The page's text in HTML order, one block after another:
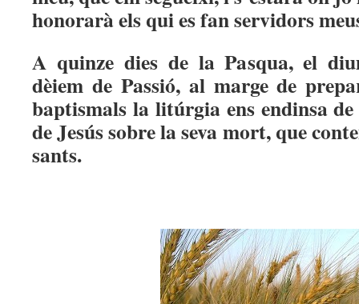
honorarà els qui es fan servidors
A quinze dies de la Pasqua, el
dèiem de Passió, al marge de
baptismals la litúrgia ens endinsa
de Jesús sobre la seva mort, que
sants.